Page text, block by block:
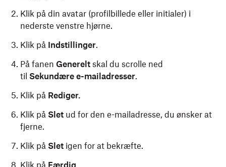
Klik på din avatar (profilbillede eller initialer) i
nederste venstre hjørne.
Klik på Indstillinger.
På fanen Generelt skal du scrolle ned
til Sekundære e-mailadresser.
Klik på Rediger.
Klik på Slet ud for den e-mailadresse, du ønsker at
fjerne.
Klik på Slet igen for at bekræfte.
Klik på Færdig